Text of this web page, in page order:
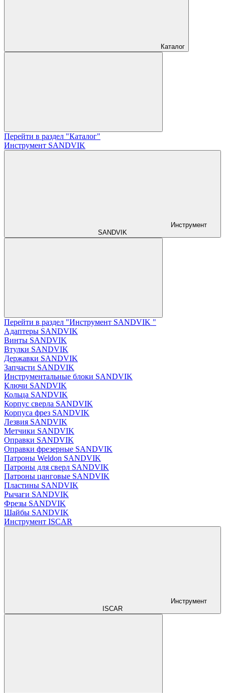
Каталог
Перейти в раздел "Каталог"
Инструмент SANDVIK
Инструмент
SANDVIK
Перейти в раздел "Инструмент SANDVIK "
Адаптеры SANDVIK
Винты SANDVIK
Втулки SANDVIK
Державки SANDVIK
Запчасти SANDVIK
Инструментальные блоки SANDVIK
Ключи SANDVIK
Кольца SANDVIK
Корпус сверла SANDVIK
Корпуса фрез SANDVIK
Лезвия SANDVIK
Метчики SANDVIK
Оправки SANDVIK
Оправки фрезерные SANDVIK
Патроны Weldon SANDVIK
Патроны для сверл SANDVIK
Патроны цанговые SANDVIK
Пластины SANDVIK
Рычаги SANDVIK
Фрезы SANDVIK
Шайбы SANDVIK
Инструмент ISCAR
Инструмент
ISCAR